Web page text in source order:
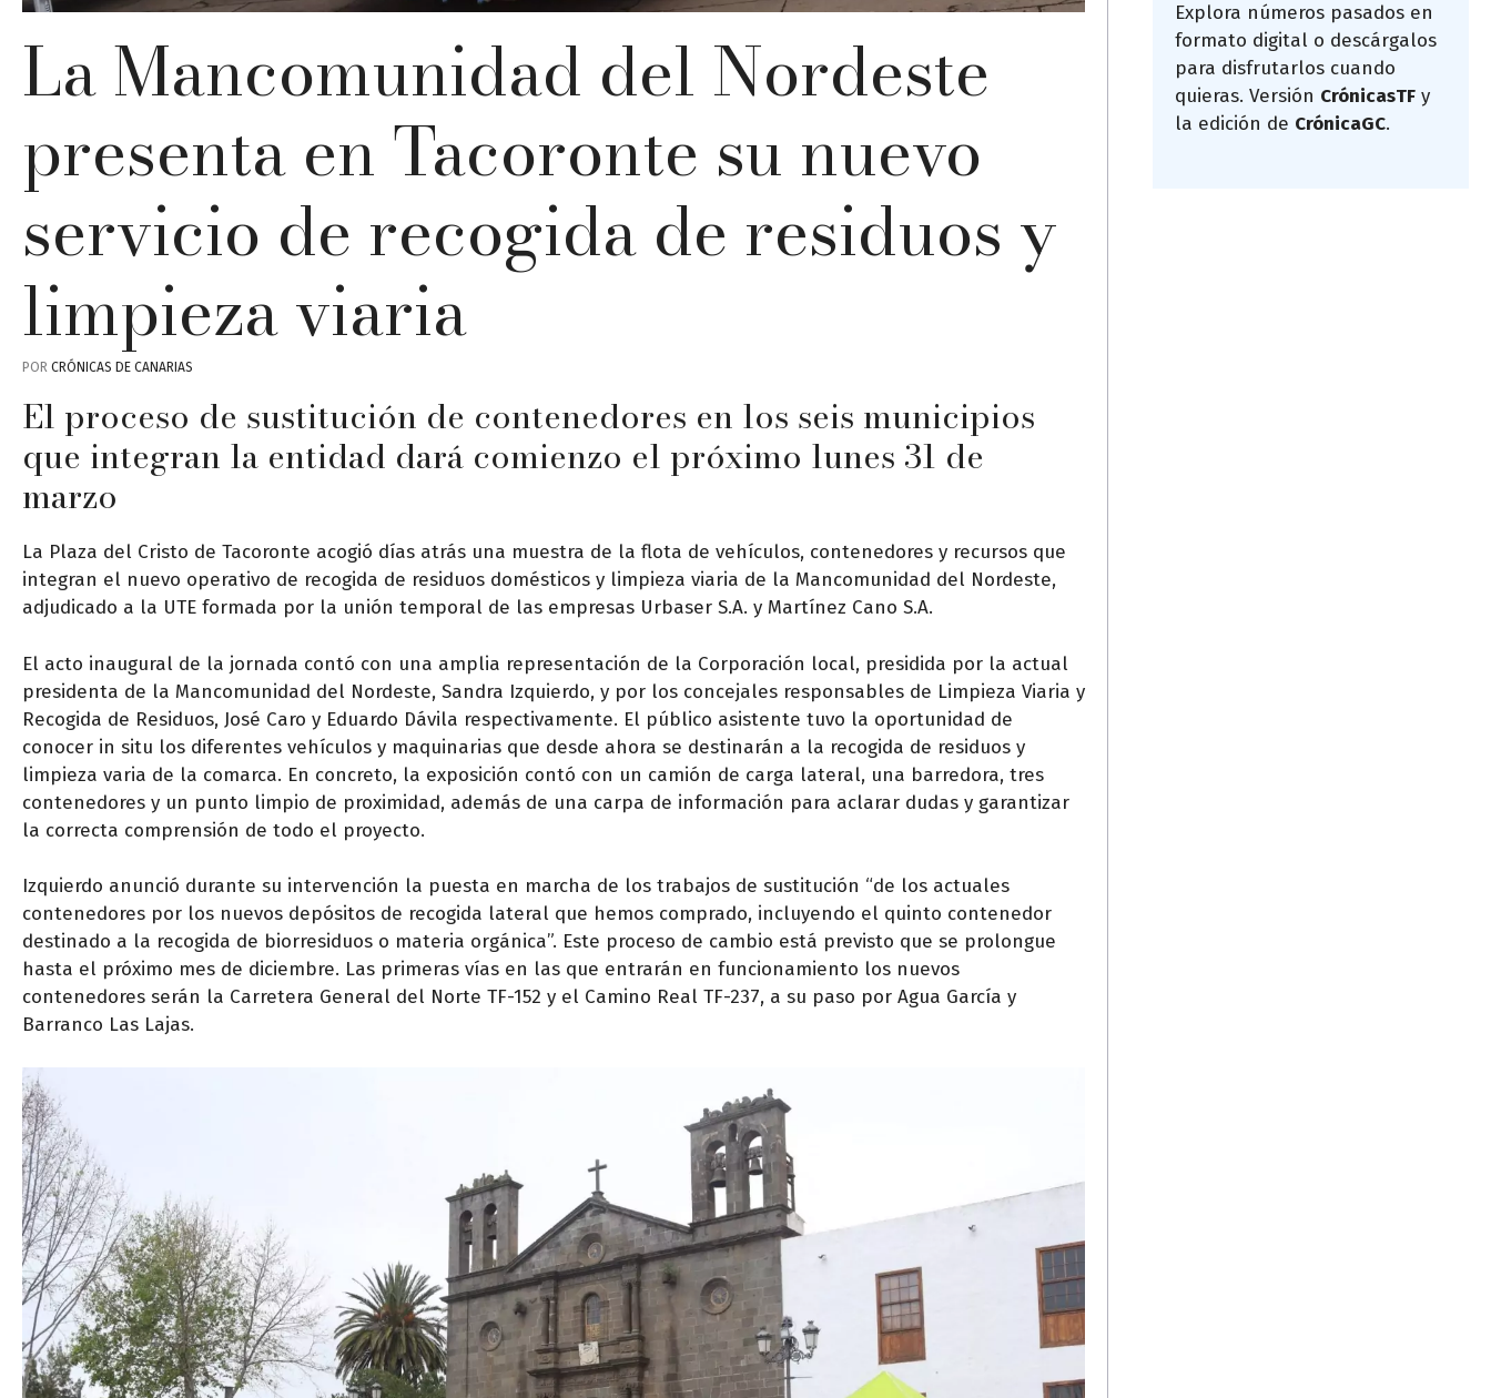
La Mancomunidad del Nordeste
presenta en Tacoronte su nuevo
servicio de recogida de residuos y
limpieza viaria
POR CRÓNICAS DE CANARIAS
El proceso de sustitución de contenedores en los seis municipios
que integran la entidad dará comienzo el próximo lunes 31 de
marzo
La Plaza del Cristo de Tacoronte acogió días atrás una muestra de la flota de vehículos, contenedores y recursos que
integran el nuevo operativo de recogida de residuos domésticos y limpieza viaria de la Mancomunidad del Nordeste,
adjudicado a la UTE formada por la unión temporal de las empresas Urbaser S.A. y Martínez Cano S.A.
El acto inaugural de la jornada contó con una amplia representación de la Corporación local, presidida por la actual
presidenta de la Mancomunidad del Nordeste, Sandra Izquierdo, y por los concejales responsables de Limpieza Viaria y
Recogida de Residuos, José Caro y Eduardo Dávila respectivamente. El público asistente tuvo la oportunidad de
conocer in situ los diferentes vehículos y maquinarias que desde ahora se destinarán a la recogida de residuos y
limpieza varia de la comarca. En concreto, la exposición contó con un camión de carga lateral, una barredora, tres
contenedores y un punto limpio de proximidad, además de una carpa de información para aclarar dudas y garantizar
la correcta comprensión de todo el proyecto.
Izquierdo anunció durante su intervención la puesta en marcha de los trabajos de sustitución “de los actuales
contenedores por los nuevos depósitos de recogida lateral que hemos comprado, incluyendo el quinto contenedor
destinado a la recogida de biorresiduos o materia orgánica”. Este proceso de cambio está previsto que se prolongue
hasta el próximo mes de diciembre. Las primeras vías en las que entrarán en funcionamiento los nuevos
contenedores serán la Carretera General del Norte TF-152 y el Camino Real TF-237, a su paso por Agua García y
Barranco Las Lajas.
Explora números pasados en
formato digital o descárgalos
para disfrutarlos cuando
quieras. Versión CrónicasTF y
la edición de CrónicaGC.